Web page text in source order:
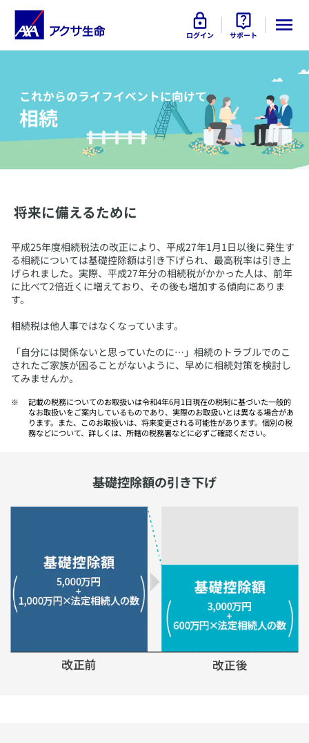
ログイン サポート
これからのライフイベントに向けて
相続
​ 将来に備えるために
​平成25年度相続税法の改正により、平成27年1月1日以後に発生す
る相続については基礎控除額は引き下げられ、最高税率は引き上
げられました。実際、平成27年分の相続税がかかった人は、前年
に比べて2倍近くに増えており、その後も増加する傾向にありま
す。
相続税は他人事ではなくなっています。
​「自分には関係ないと思っていたのに…」相続のトラブルでのこ
されたご家族が困ることがないように、早めに相続対策を検討し
てみませんか。
​記載の税務についてのお取扱いは令和4年6月1日現在の税制に基づいた一般的
なお取扱いをご案内しているものであり、実際のお取扱いとは異なる場合があ
ります。また、このお取扱いは、将来変更される可能性があります。個別の税
務などについて、詳しくは、所轄の税務署などに必ずご確認ください。
基礎控除額の引き下げ